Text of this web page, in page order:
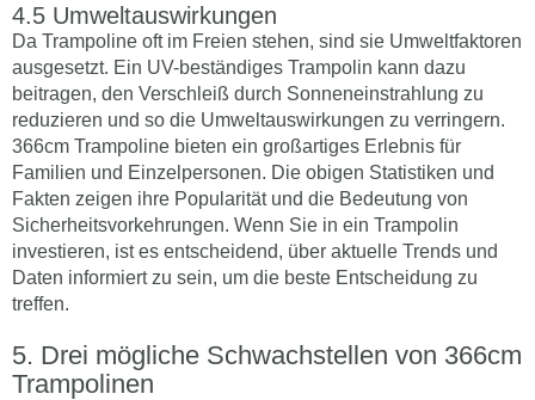
Umweltauswirkungen
Da Trampoline oft im Freien stehen, sind sie Umweltfaktoren
ausgesetzt. Ein UV-beständiges Trampolin kann dazu
beitragen, den Verschleiß durch Sonneneinstrahlung zu
reduzieren und so die Umweltauswirkungen zu verringern.
366cm Trampoline bieten ein großartiges Erlebnis für
Familien und Einzelpersonen. Die obigen Statistiken und
Fakten zeigen ihre Popularität und die Bedeutung von
Sicherheitsvorkehrungen. Wenn Sie in ein Trampolin
investieren, ist es entscheidend, über aktuelle Trends und
Daten informiert zu sein, um die beste Entscheidung zu
treffen.
Drei mögliche Schwachstellen von 366cm
Trampolinen